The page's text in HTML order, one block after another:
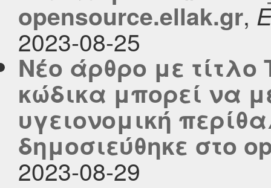
opensource.ellak.gr,
2023-08-25
Νέο άρθρο με τίτλο
κώδικα μπορεί να
υγειονομική
δημοσιεύθηκε στο
2023-08-29